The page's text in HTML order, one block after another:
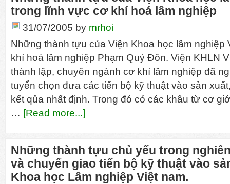
trong lĩnh vực cơ khí hoá lâm nghiệp
31/07/2005 by mrhoi
Những thành tựu của Viện Khoa học lâm nghiệp
khí hoá lâm nghiệp Phạm Quý Đôn. Viện KHLN
thành lập, chuyên ngành cơ khí lâm nghiệp đã
tuyển chọn đưa các tiến bộ kỹ thuật vào sản
kết qủa nhất định. Trong đó có các khâu từ cơ
… [Read more...]
Những thành tựu chủ yếu trong
và chuyển giao tiến bộ kỹ thuật vào
Khoa học Lâm nghiệp Việt nam.